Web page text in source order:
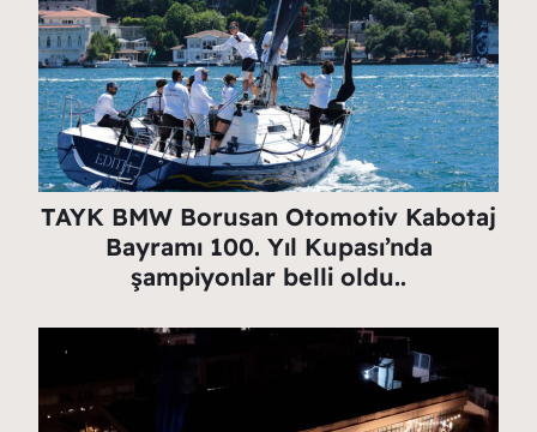
TAYK BMW Borusan Otomotiv Kabotaj
Bayramı 100. Yıl Kupası’nda
şampiyonlar belli oldu..